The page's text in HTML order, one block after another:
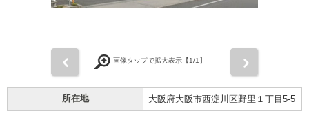
画像タップで拡大表示【1/1】
所在地 大阪府大阪市西淀川区野里１丁目5-5